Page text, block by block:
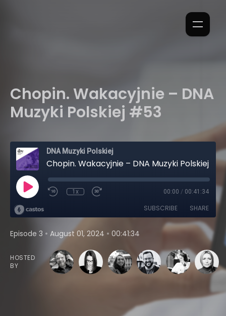
Chopin. Wakacyjnie – DNA
Muzyki Polskiej #53
DNA Muzyki Polskiej
1x 00:00 / 00:41:34
SUBSCRIBE SHARE
Episode 3 • August 01, 2024 • 00:41:34
HOSTED
BY